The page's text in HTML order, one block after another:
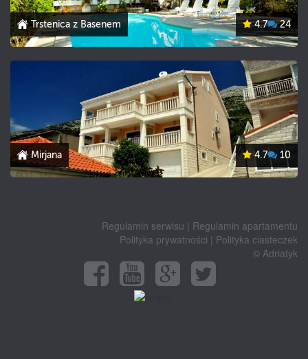
Trstenica z Basenem 4.7 24
Mirjana 4.7 10
Regulamin serwisu | Regulamin apartamentu
Polityka prywatności | Polityka ciasteczek
© Adriatyk